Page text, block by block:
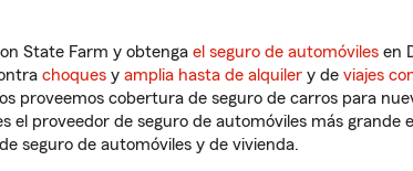
State Farm y obtenga el seguro de automóviles en
choques y amplia hasta de alquiler y de viajes
proveemos cobertura de seguro de carros para
el proveedor de seguro de automóviles más grande
seguro de automóviles y de vivienda.